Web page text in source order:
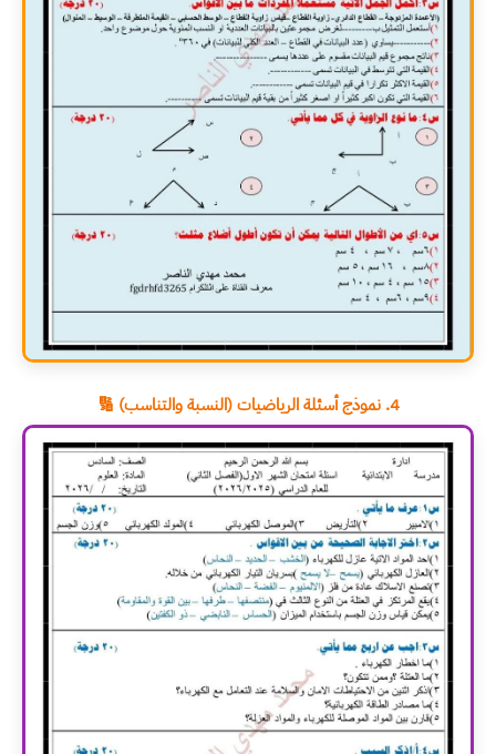
4. نموذج أسئلة الرياضيات (النسبة والتناسب) 🔢